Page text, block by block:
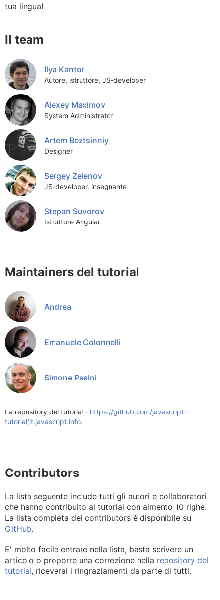
tua lingua!
Il team
Ilya Kantor
Autore, istruttore, JS-developer
Alexey Maximov
System Administrator
Artem Beztsinniy
Designer
Sergey Zelenov
JS-developer, insegnante
Stepan Suvorov
Istruttore Angular
Maintainers del tutorial
Andrea
Emanuele Colonnelli
Simone Pasini
La repository del tutorial - https://github.com/javascript-
tutorial/it.javascript.info.
Contributors
La lista seguente include tutti gli autori e collaboratori
che hanno contribuito al tutorial con almento 10 righe.
La lista completa dei contributors è disponibile su
GitHub.
E' molto facile entrare nella lista, basta scrivere un
articolo o proporre una correzione nella repository del
tutorial, riceverai i ringraziamenti da parte di tutti.